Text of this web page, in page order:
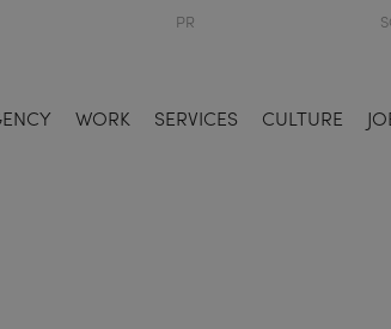
PR
WORK SERVICES CULTURE